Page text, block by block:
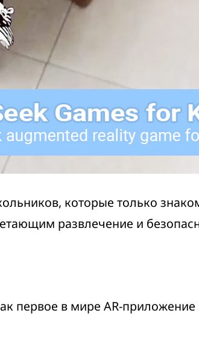
которые только
развлечение и
первое в мире AR-приложение